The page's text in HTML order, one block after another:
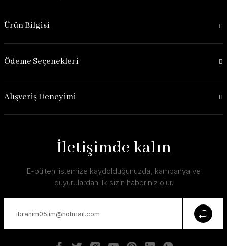
Ürün Bilgisi
Ödeme Seçenekleri
Alışveriş Deneyimi
İletişimde kalın
E-bülten listemize kaydolduğunuzda, kampanya ve
duyurulardan ilk sizin haberiniz olur.